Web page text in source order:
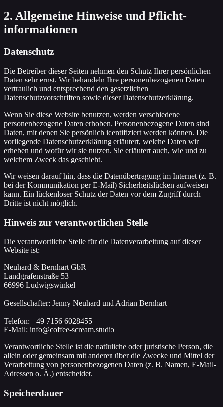
2. Allgemeine Hinweise und Pflicht­
informationen
Datenschutz
Die Betreiber dieser Seiten nehmen den Schutz Ihrer persönlichen
Daten sehr ernst. Wir behandeln Ihre personenbezogenen Daten
vertraulich und entsprechend den gesetzlichen
Datenschutzvorschriften sowie dieser Datenschutzerklärung.
Wenn Sie diese Website benutzen, werden verschiedene
personenbezogene Daten erhoben. Personenbezogene Daten sind
Daten, mit denen Sie persönlich identifiziert werden können. Die
vorliegende Datenschutzerklärung erläutert, welche Daten wir
erheben und wofür wir sie nutzen. Sie erläutert auch, wie und zu
welchem Zweck das geschieht.
Wir weisen darauf hin, dass die Datenübertragung im Internet (z. B.
bei der Kommunikation per E-Mail) Sicherheitslücken aufweisen
kann. Ein lückenloser Schutz der Daten vor dem Zugriff durch
Dritte ist nicht möglich.
Hinweis zur verantwortlichen Stelle
Die verantwortliche Stelle für die Datenverarbeitung auf dieser
Website ist:
Neuhard & Bernhart GbR
Landgrafenstraße 53
66996 Ludwigswinkel
Gesellschafter: Jenny Neuhard und Adrian Bernhart
Telefon: +49 7156 6028455
E-Mail: info@coffee-scream.studio
Verantwortliche Stelle ist die natürliche oder juristische Person, die
allein oder gemeinsam mit anderen über die Zwecke und Mittel der
Verarbeitung von personenbezogenen Daten (z. B. Namen, E-Mail-
Adressen o. Ä.) entscheidet.
Speicherdauer